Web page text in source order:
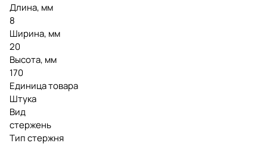
Длина, мм
8
Ширина, мм
20
Высота, мм
170
Единица товара
Штука
Вид
стержень
Тип стержня